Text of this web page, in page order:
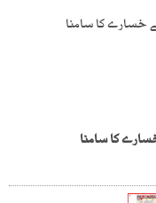
کا سامنا